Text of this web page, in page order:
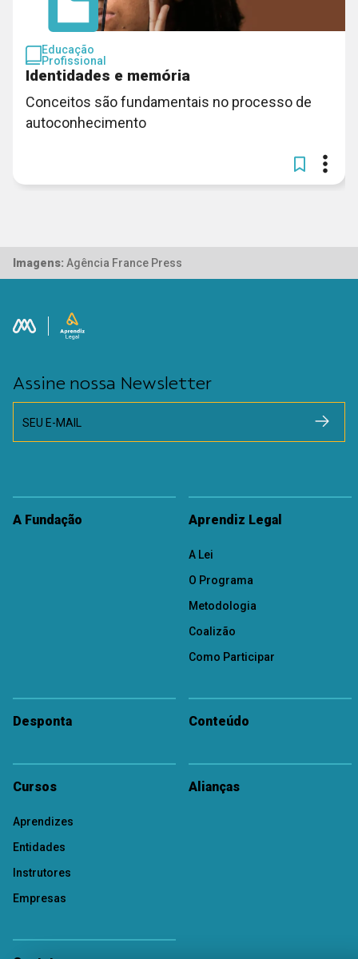
Educação
Profissional
Identidades e memória
Conceitos são fundamentais no processo de
autoconhecimento
Imagens: Agência France Press
Assine nossa Newsletter
SEU E-MAIL
A Fundação Aprendiz Legal
A Lei
O Programa
Metodologia
Coalizão
Como Participar
Desponta Conteúdo
Cursos
Aprendizes
Entidades
Instrutores
Empresas
Alianças